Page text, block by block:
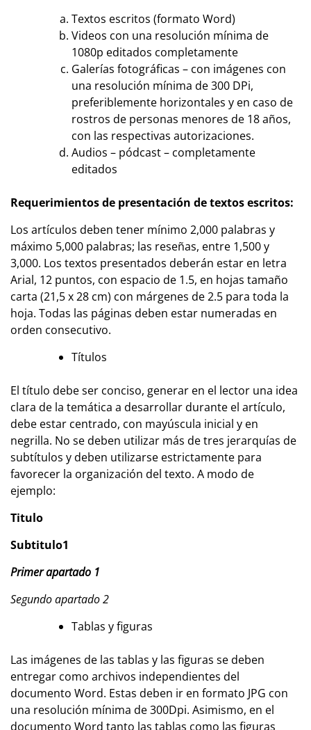
Textos escritos (formato Word)
Videos con una resolución mínima de
1080p editados completamente
Galerías fotográficas – con imágenes con
una resolución mínima de 300 DPi,
preferiblemente horizontales y en caso de
rostros de personas menores de 18 años,
con las respectivas autorizaciones.
Audios – pódcast – completamente
editados
Requerimientos de presentación de textos escritos:
Los artículos deben tener mínimo 2,000 palabras y
máximo 5,000 palabras; las reseñas, entre 1,500 y
3,000. Los textos presentados deberán estar en letra
Arial, 12 puntos, con espacio de 1.5, en hojas tamaño
carta (21,5 x 28 cm) con márgenes de 2.5 para toda la
hoja. Todas las páginas deben estar numeradas en
orden consecutivo.
Títulos
El título debe ser conciso, generar en el lector una idea
clara de la temática a desarrollar durante el artículo,
debe estar centrado, con mayúscula inicial y en
negrilla. No se deben utilizar más de tres jerarquías de
subtítulos y deben utilizarse estrictamente para
favorecer la organización del texto. A modo de
ejemplo:
Titulo
Subtitulo1
Primer apartado 1
Segundo apartado 2
Tablas y figuras
Las imágenes de las tablas y las figuras se deben
entregar como archivos independientes del
documento Word. Estas deben ir en formato JPG con
una resolución mínima de 300Dpi. Asimismo, en el
documento Word tanto las tablas como las figuras